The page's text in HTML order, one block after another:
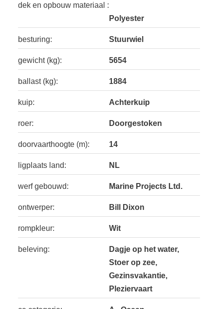
dek en opbouw materiaal :
Polyester
besturing: Stuurwiel
gewicht (kg): 5654
ballast (kg): 1884
kuip: Achterkuip
roer: Doorgestoken
doorvaarthoogte (m): 14
ligplaats land: NL
werf gebouwd: Marine Projects Ltd.
ontwerper: Bill Dixon
rompkleur: Wit
beleving:
Dagje op het water,
Stoer op zee,
Gezinsvakantie,
Pleziervaart